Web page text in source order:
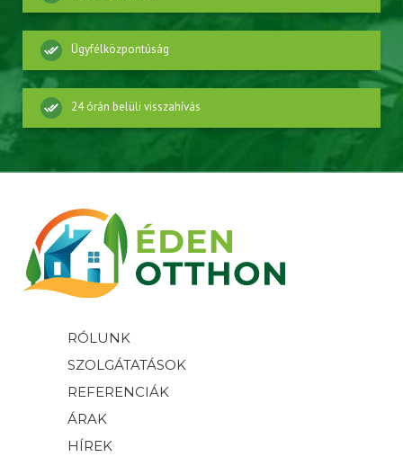
Ügyfélközpontúság
24 órán belüli visszahívás
RÓLUNK
SZOLGÁTATÁSOK
REFERENCIÁK
ÁRAK
HÍREK